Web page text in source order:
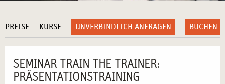
PREISE KURSE UNVERBINDLICH ANFRAGEN BUCHEN
SEMINAR TRAIN THE TRAINER:
PRÄSENTATIONSTRAINING